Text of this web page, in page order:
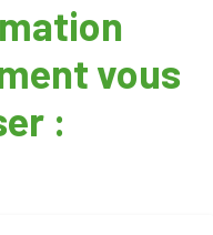
vous
: